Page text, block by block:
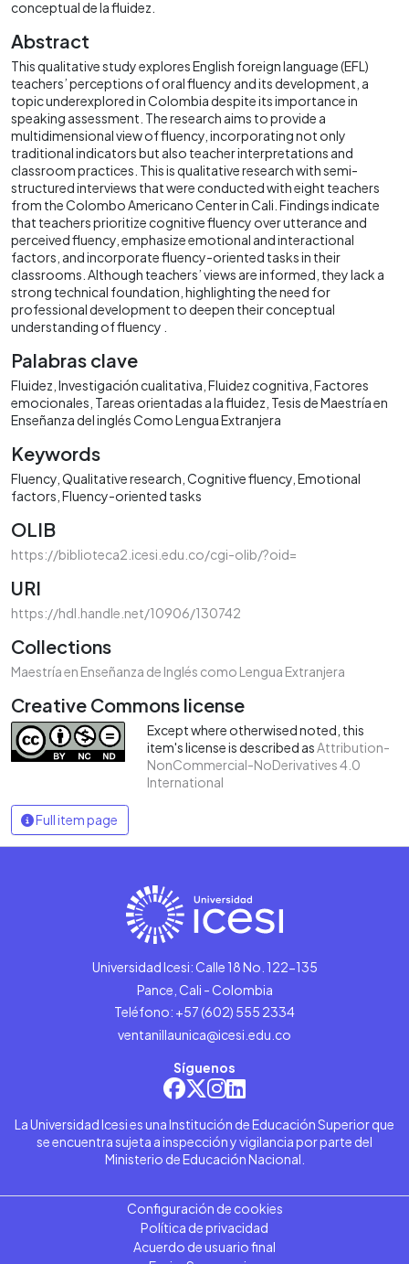
conceptual de la fluidez.
Abstract
This qualitative study explores English foreign language (EFL)
teachers’ perceptions of oral fluency and its development, a
topic underexplored in Colombia despite its importance in
speaking assessment. The research aims to provide a
multidimensional view of fluency, incorporating not only
traditional indicators but also teacher interpretations and
classroom practices. This is qualitative research with semi-
structured interviews that were conducted with eight teachers
from the Colombo Americano Center in Cali. Findings indicate
that teachers prioritize cognitive fluency over utterance and
perceived fluency, emphasize emotional and interactional
factors, and incorporate fluency-oriented tasks in their
classrooms. Although teachers’ views are informed, they lack a
strong technical foundation, highlighting the need for
professional development to deepen their conceptual
understanding of fluency .
Palabras clave
Fluidez Investigación cualitativa Fluidez cognitiva Factores
emocionales Tareas orientadas a la fluidez Tesis de Maestría en
Enseñanza del inglés Como Lengua Extranjera
Keywords
Fluency Qualitative research Cognitive fluency Emotional
factors Fluency-oriented tasks
OLIB
https://biblioteca2.icesi.edu.co/cgi-olib/?oid=
URI
https://hdl.handle.net/10906/130742
Collections
Maestría en Enseñanza de Inglés como Lengua Extranjera
Creative Commons license
Except where otherwised noted, this
item's license is described asAttribution-
NonCommercial-NoDerivatives 4.0
International
Full item page
Universidad Icesi: Calle 18 No. 122-135
Pance, Cali - Colombia
Teléfono: +57 (602) 555 2334
ventanillaunica@icesi.edu.co
Síguenos
La Universidad Icesi es una Institución de Educación Superior que
se encuentra sujeta a inspección y vigilancia por parte del
Ministerio de Educación Nacional.
Configuración de cookies
Política de privacidad
Acuerdo de usuario final